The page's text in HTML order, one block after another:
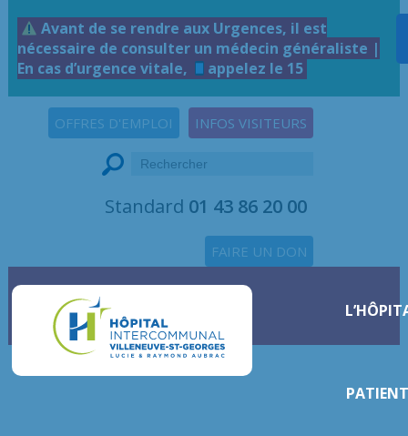
Avant de se rendre aux Urgences, il est
nécessaire de consulter un médecin généraliste |
En cas d’urgence vitale,
appelez le 15
INFOS VISITEURS
OFFRES D'EMPLOI
Standard 01 43 86 20 00
FAIRE UN DON